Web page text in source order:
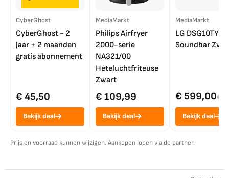
CyberGhost
CyberGhost - 2
jaar + 2 maanden
gratis abonnement
€ 45,50
Bekijk deal
MediaMarkt
Philips Airfryer
2000-serie
NA321/00
Heteluchtfriteuse
Zwart
€ 109,99
Bekijk deal
MediaMarkt
LG DSG10TY
Soundbar
€ 599,00€
Bekijk deal
Prijs en voorraad kunnen wijzigen. Aankopen lopen via de partner.